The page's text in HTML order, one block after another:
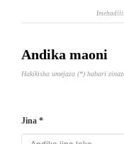
Andika maoni
Hakikisha umejaza (*) habari
Jina *